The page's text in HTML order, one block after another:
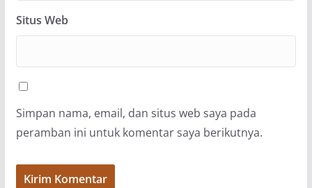
Situs Web
Simpan nama, email, dan situs web saya pada
peramban ini untuk komentar saya berikutnya.